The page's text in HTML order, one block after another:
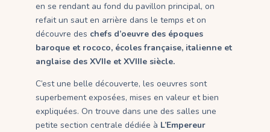
en se rendant au fond du pavillon principal, on
refait un saut en arrière dans le temps et on
découvre des chefs d’oeuvre des époques
baroque et rococo, écoles française, italienne et
anglaise des XVIIe et XVIIIe siècle.
C’est une belle découverte, les oeuvres sont
superbement exposées, mises en valeur et bien
expliquées. On trouve dans une des salles une
petite section centrale dédiée à L’Empereur